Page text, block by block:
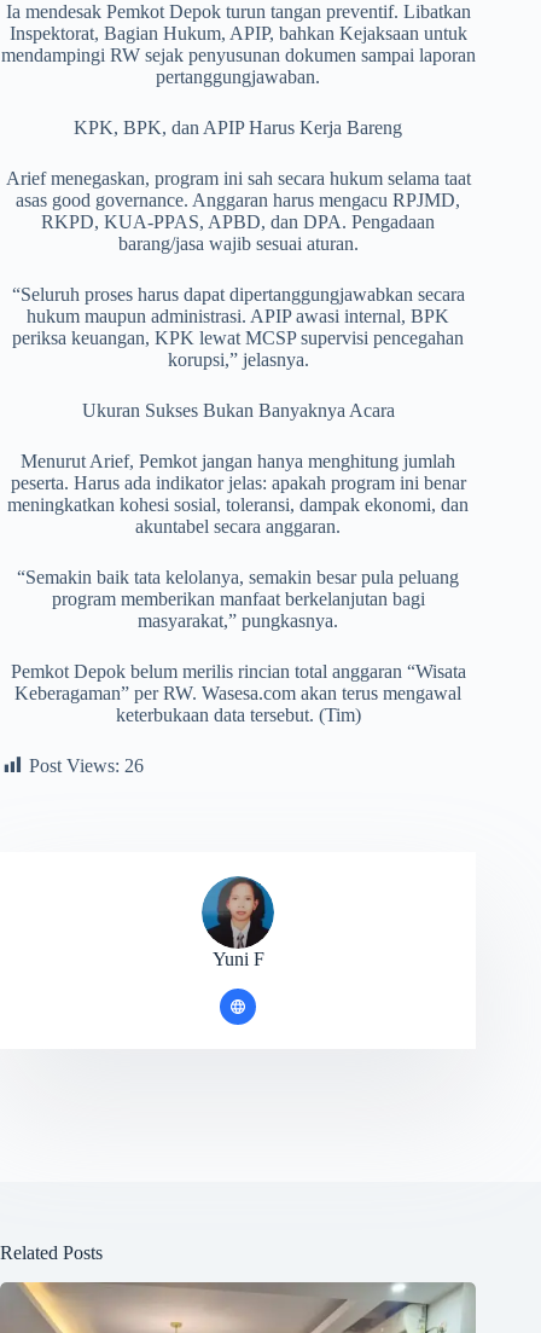
Ia mendesak Pemkot Depok turun tangan preventif. Libatkan
Inspektorat, Bagian Hukum, APIP, bahkan Kejaksaan untuk
mendampingi RW sejak penyusunan dokumen sampai laporan
pertanggungjawaban.
KPK, BPK, dan APIP Harus Kerja Bareng
Arief menegaskan, program ini sah secara hukum selama taat
asas good governance. Anggaran harus mengacu RPJMD,
RKPD, KUA-PPAS, APBD, dan DPA. Pengadaan
barang/jasa wajib sesuai aturan.
“Seluruh proses harus dapat dipertanggungjawabkan secara
hukum maupun administrasi. APIP awasi internal, BPK
periksa keuangan, KPK lewat MCSP supervisi pencegahan
korupsi,” jelasnya.
Ukuran Sukses Bukan Banyaknya Acara
Menurut Arief, Pemkot jangan hanya menghitung jumlah
peserta. Harus ada indikator jelas: apakah program ini benar
meningkatkan kohesi sosial, toleransi, dampak ekonomi, dan
akuntabel secara anggaran.
“Semakin baik tata kelolanya, semakin besar pula peluang
program memberikan manfaat berkelanjutan bagi
masyarakat,” pungkasnya.
Pemkot Depok belum merilis rincian total anggaran “Wisata
Keberagaman” per RW. Wasesa.com akan terus mengawal
keterbukaan data tersebut. (Tim)
Post Views: 26
Yuni F
Related Posts